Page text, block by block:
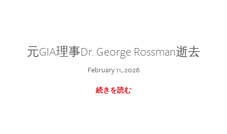
元GIA理事Dr. George Rossman逝去
February 11, 2026
続きを読む